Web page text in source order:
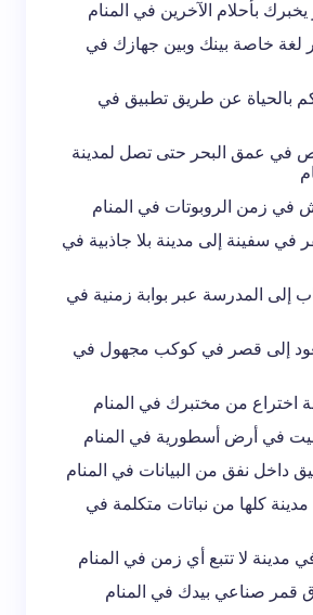
المقبلة في تعليقي.
بأحلام الآخرين في المنام
لغة خاصة بينك وبين جهازك في
بالحياة عن طريق تطبيق في
في عمق البحر حتى تصل لمدينة
في زمن الروبوتات في المنام
في سفينة إلى مدينة بلا جاذبية في
إلى المدرسة عبر بوابة زمنية في
إلى قصر في كوكب مجهول في
اختراع من مختبرك في المنام
بيت في أرض أسطورية في المنام
داخل نفق من البيانات في المنام
كلها من نباتات متكلمة في
مدينة لا تتبع أي زمن في المنام
قمر صناعي بيدك في المنام